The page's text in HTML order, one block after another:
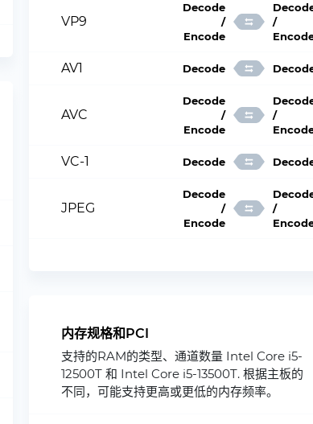
VP9
Decode
/
Encode
/
AV1 Decode
AVC
Decode
/
Encode
/
VC-1 Decode
JPEG
Decode
/
Encode
/
内存规格和PCI
支持的RAM的类型、通道数量 Intel Core i5-
12500T 和 Intel Core i5-13500T. 根据主板的
不同，可能支持更高或更低的内存频率。